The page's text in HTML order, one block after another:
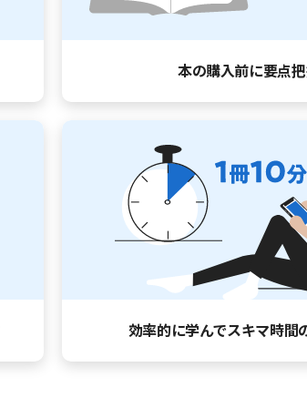
本の購入前に要点
効率的に学んでスキマ時間